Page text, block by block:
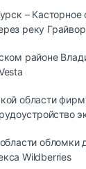
–
реку
районе
области
обломки
Wildberries